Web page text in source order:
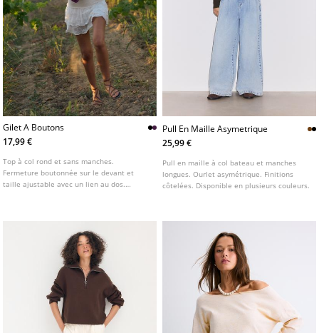
Gilet A Boutons
17,99 €
Top à col rond et sans manches.
Fermeture boutonnée sur le devant et
taille ajustable avec un lien au dos.
Pull En Maille Asymetrique
25,99 €
Pull en maille à col bateau et manches
longues. Ourlet asymétrique. Finitions
côtelées. Disponible en plusieurs couleurs.